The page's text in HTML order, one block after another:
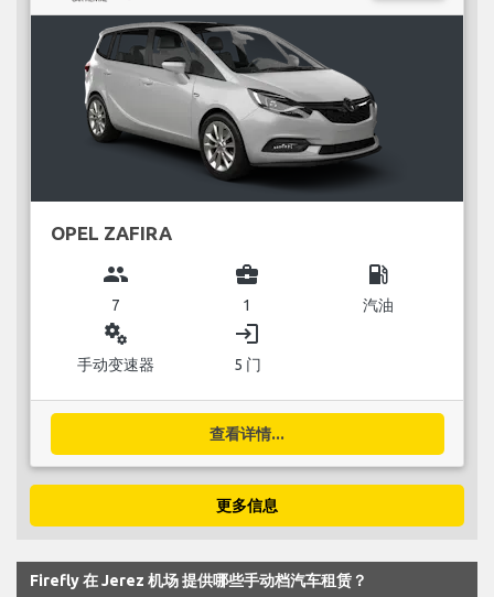
OPEL ZAFIRA
group
7
business_center
1
local_gas_station
汽油
miscellaneous_services
手动变速器
login
5 门
查看详情...
更多信息
Firefly 在 Jerez 机场 提供哪些手动档汽车租赁？